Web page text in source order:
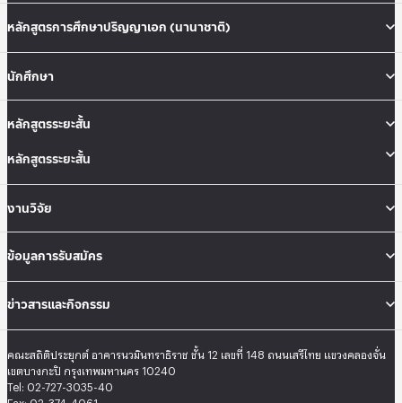
หลักสูตรการศึกษาปริญญาเอก (นานาชาติ)
นักศึกษา
หลักสูตรระยะสั้น
หลักสูตรระยะสั้น
งานวิจัย
ข้อมูลการรับสมัคร
ข่าวสารและกิจกรรม
คณะสถิติประยุกต์ อาคารนวมินทราธิราช ชั้น 12 เลขที่ 148 ถนนเสรีไทย แขวงคลองจั่น
เขตบางกะปิ กรุงเทพมหานคร 10240
Tel: 02-727-3035-40
Fax: 02-374-4061